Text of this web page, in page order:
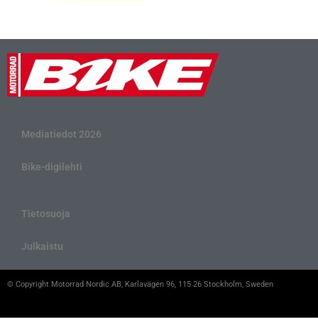
Mediatiedot 2026
Bike-digilehti
Tietosuoja
Julkaistu
© Copyright Motorrad Nordic AB, Karlavägen 96, 115 26 Stockholm, Sweden